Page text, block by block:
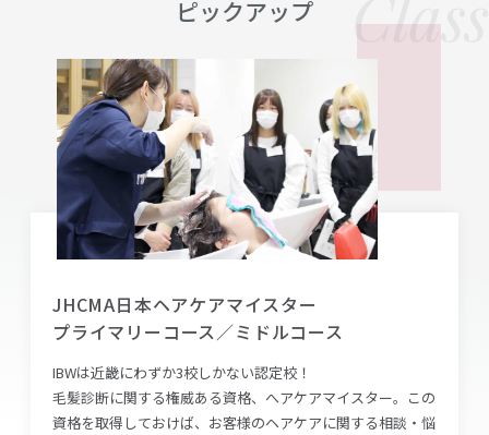
ピックアップ
JHCMA日本ヘアケアマイスター
プライマリーコース／ミドルコース
IBWは近畿にわずか3校しかない認定校！
毛髪診断に関する権威ある資格、へアケアマイスター。この
資格を取得しておけば、お客様のヘアケアに関する相談・悩